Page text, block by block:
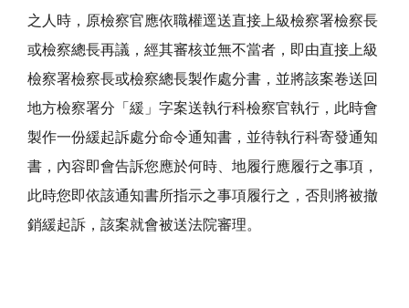
之人時，原檢察官應依職權逕送直接上級檢察署檢察長
或檢察總長再議，經其審核並無不當者，即由直接上級
檢察署檢察長或檢察總長製作處分書，並將該案卷送回
地方檢察署分「緩」字案送執行科檢察官執行，此時會
製作一份緩起訴處分命令通知書，並待執行科寄發通知
書，內容即會告訴您應於何時、地履行應履行之事項，
此時您即依該通知書所指示之事項履行之，否則將被撤
銷緩起訴，該案就會被送法院審理。